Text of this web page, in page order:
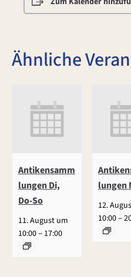
Ähnliche
Antikensamm
lungen Di,
Do-So
11. August um
10:00– 17:00
lungen
12.
10:00–